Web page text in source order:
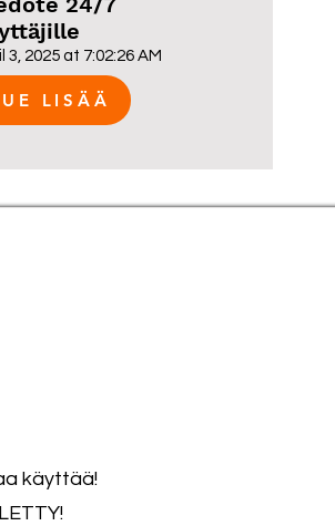
3, 2025 at 7:02:26 AM
LISÄÄ
käyttää!